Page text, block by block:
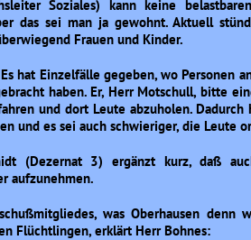
Soziales) kann keine
das sei man ja gewohnt. Aktuell
Frauen und Kinder.
hat Einzelfälle gegeben, wo Personen
haben. Er, Herr Motschull, bitte
und dort Leute abzuholen.
und es sei auch schwieriger, die Leute
(Dezernat 3) ergänzt kurz, daß
aufzunehmen.
was Oberhausen
Flüchtlingen, erklärt Herr Bohnes: